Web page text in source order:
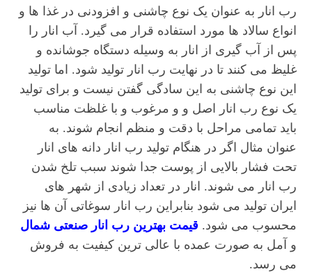
رب انار به عنوان یک نوع چاشنی و افزودنی در غذا ها و
انواع سالاد ها مورد استفاده قرار می گیرد. آب انار را
پس از آب گیری از انار به وسیله دستگاه جوشانده و
غلیظ می کنند تا در نهایت رب انار تولید شود. اما تولید
این نوع چاشنی به این سادگی گفتن نیست و برای تولید
یک نوع رب انار اصل و و مرغوب و با غلظت مناسب
باید تمامی مراحل با دقت و منظم انجام شوند. به
عنوان مثال اگر در هنگام تولید رب انار دانه های انار
تحت فشار بالایی از پوست جدا شوند سبب تلخ شدن
رب انار می شوند. انار در تعداد زیادی از شهر های
ایران تولید می شود بنابراین رب انار سوغاتی آن ها نیز
محسوب می شود. قیمت بهترین رب انار صنعتی شمال
و آمل به صورت عمده با عالی ترین کیفیت به فروش
می رسد.